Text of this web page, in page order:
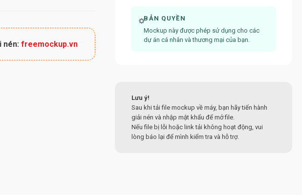
nén: freemockup.vn
BẢN QUYỀN
Mockup này được phép sử dụng cho các
dự án cá nhân và thương mại của bạn.
Lưu ý!
Sau khi tải file mockup về máy, bạn hãy tiến hành
giải nén và nhập mật khẩu để mở file.
Nếu file bị lỗi hoặc link tải không hoạt động, vui
lòng báo lại để mình kiểm tra và hỗ trợ.